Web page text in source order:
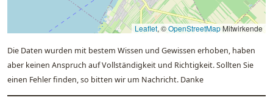
Leaflet, ©OpenStreetMapMitwirkende
Die Daten wurden mit bestem Wissen und Gewissen erhoben, haben
aber keinen Anspruch auf Vollständigkeit und Richtigkeit. Sollten Sie
einen Fehler finden, so bitten wir um Nachricht. Danke